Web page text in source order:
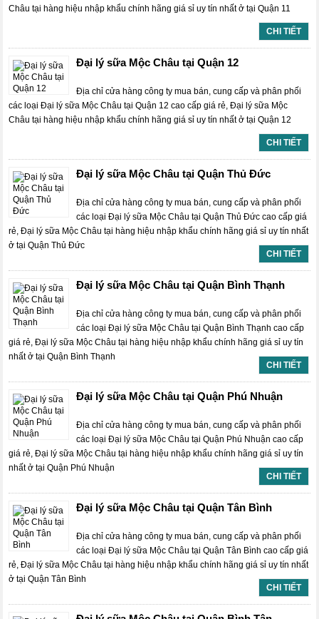
Châu tại hàng hiệu nhập khẩu chính hãng giá sỉ uy tín nhất ở tại Quận 11
CHI TIẾT
Đại lý sữa Mộc Châu tại Quận 12
Địa chỉ cửa hàng công ty mua bán, cung cấp và phân phối
các loại Đại lý sữa Mộc Châu tại Quận 12 cao cấp giá rẻ, Đại lý sữa Mộc
Châu tại hàng hiệu nhập khẩu chính hãng giá sỉ uy tín nhất ở tại Quận 12
CHI TIẾT
Đại lý sữa Mộc Châu tại Quận Thủ Đức
Địa chỉ cửa hàng công ty mua bán, cung cấp và phân phối
các loại Đại lý sữa Mộc Châu tại Quận Thủ Đức cao cấp giá
rẻ, Đại lý sữa Mộc Châu tại hàng hiệu nhập khẩu chính hãng giá sỉ uy tín nhất
ở tại Quận Thủ Đức
CHI TIẾT
Đại lý sữa Mộc Châu tại Quận Bình Thạnh
Địa chỉ cửa hàng công ty mua bán, cung cấp và phân phối
các loại Đại lý sữa Mộc Châu tại Quận Bình Thạnh cao cấp
giá rẻ, Đại lý sữa Mộc Châu tại hàng hiệu nhập khẩu chính hãng giá sỉ uy tín
nhất ở tại Quận Bình Thạnh
CHI TIẾT
Đại lý sữa Mộc Châu tại Quận Phú Nhuận
Địa chỉ cửa hàng công ty mua bán, cung cấp và phân phối
các loại Đại lý sữa Mộc Châu tại Quận Phú Nhuận cao cấp
giá rẻ, Đại lý sữa Mộc Châu tại hàng hiệu nhập khẩu chính hãng giá sỉ uy tín
nhất ở tại Quận Phú Nhuận
CHI TIẾT
Đại lý sữa Mộc Châu tại Quận Tân Bình
Địa chỉ cửa hàng công ty mua bán, cung cấp và phân phối
các loại Đại lý sữa Mộc Châu tại Quận Tân Bình cao cấp giá
rẻ, Đại lý sữa Mộc Châu tại hàng hiệu nhập khẩu chính hãng giá sỉ uy tín nhất
ở tại Quận Tân Bình
CHI TIẾT